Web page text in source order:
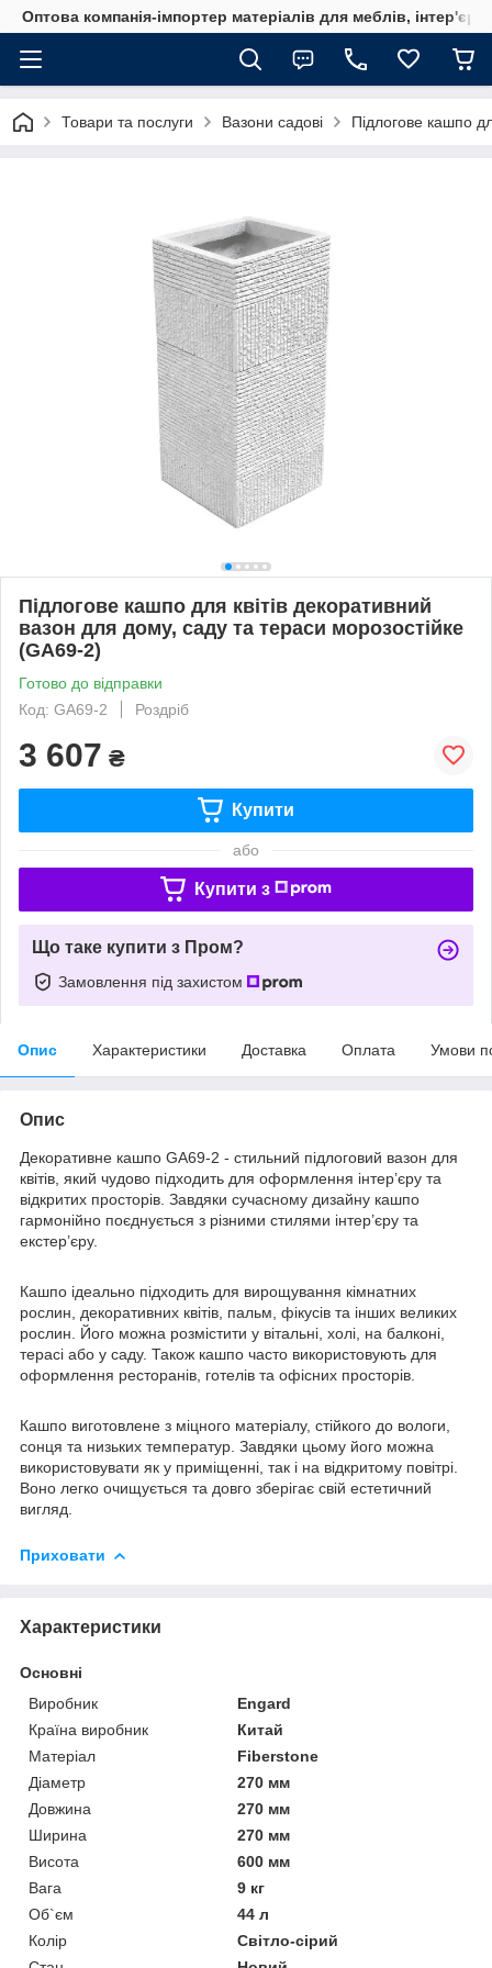
Оптова компанія-імпортер матеріалів для меблів, інтер'єру
Товари та послуги Вазони садові Підлогове кашпо
Підлогове кашпо для квітів декоративний
вазон для дому, саду та тераси морозостійке
(GA69-2)
Готово до відправки
Код: GA69-2
Роздріб
3 607 ₴
Купити
або
Купити з
Що таке купити з Пром?
Замовлення під захистом
Опис Характеристики Доставка Оплата Умови
Опис
Декоративне кашпо GA69-2 - стильний підлоговий вазон для
квітів, який чудово підходить для оформлення інтер’єру та
відкритих просторів. Завдяки сучасному дизайну кашпо
гармонійно поєднується з різними стилями інтер’єру та
екстер’єру.
Кашпо ідеально підходить для вирощування кімнатних
рослин, декоративних квітів, пальм, фікусів та інших великих
рослин. Його можна розмістити у вітальні, холі, на балконі,
терасі або у саду. Також кашпо часто використовують для
оформлення ресторанів, готелів та офісних просторів.
Кашпо виготовлене з міцного матеріалу, стійкого до вологи,
сонця та низьких температур. Завдяки цьому його можна
використовувати як у приміщенні, так і на відкритому повітрі.
Воно легко очищується та довго зберігає свій естетичний
вигляд.
Приховати
Характеристики
Основні
Виробник
Engard
Країна виробник
Китай
Матеріал
Fiberstone
Діаметр
270 мм
Довжина
270 мм
Ширина
270 мм
Висота
600 мм
Вага
9 кг
Об`єм
44 л
Колір
Світло-сірий